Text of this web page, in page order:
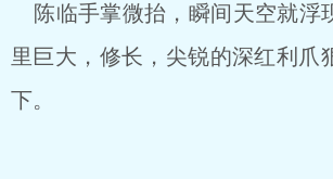
陈临手掌微抬，瞬间天空就浮
里巨大，修长，尖锐的深红利爪
下。